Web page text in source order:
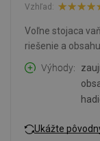
Vzhľad:
Voľne stojaca
riešenie a
Výhody
Ukážte